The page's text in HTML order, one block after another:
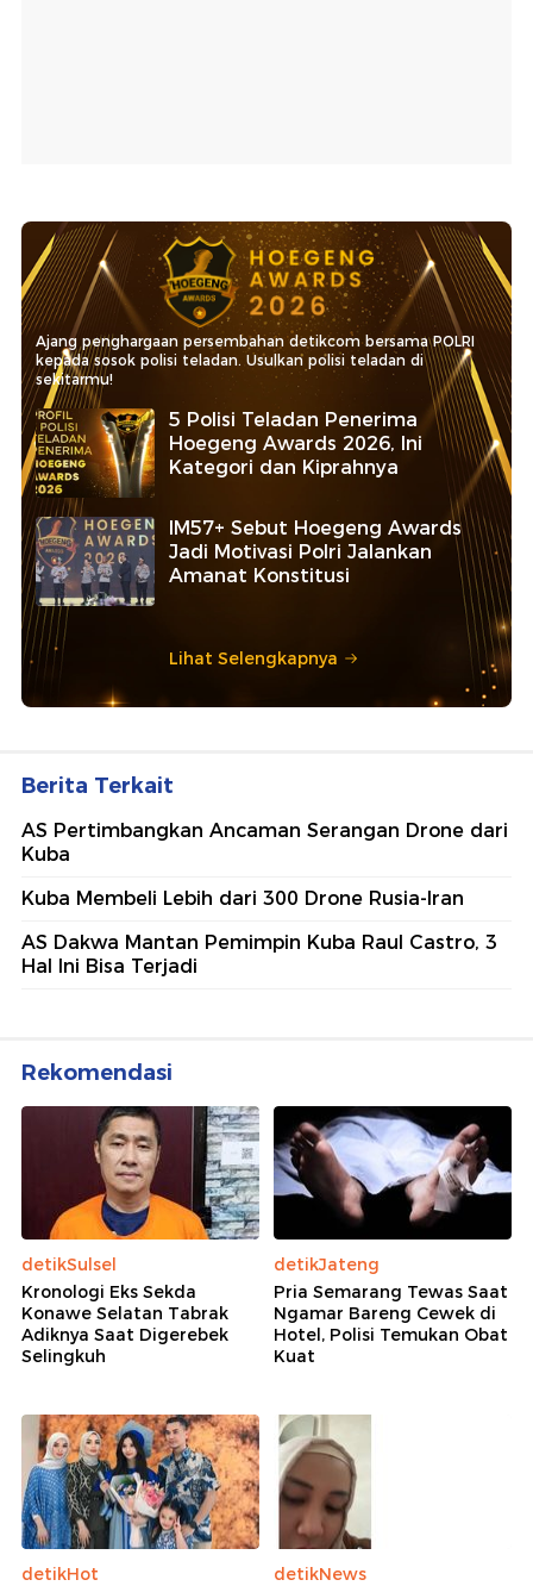
Ajang penghargaan persembahan detikcom bersama POLRI
kepada sosok polisi teladan. Usulkan polisi teladan di
sekitarmu!
5 Polisi Teladan Penerima
Hoegeng Awards 2026, Ini
Kategori dan Kiprahnya
IM57+ Sebut Hoegeng Awards
Jadi Motivasi Polri Jalankan
Amanat Konstitusi
Lihat Selengkapnya
Berita Terkait
AS Pertimbangkan Ancaman Serangan Drone dari
Kuba
Kuba Membeli Lebih dari 300 Drone Rusia-Iran
AS Dakwa Mantan Pemimpin Kuba Raul Castro, 3
Hal Ini Bisa Terjadi
Rekomendasi
detikSulsel
Kronologi Eks Sekda
Konawe Selatan Tabrak
Adiknya Saat Digerebek
Selingkuh
detikJateng
Pria Semarang Tewas Saat
Ngamar Bareng Cewek di
Hotel, Polisi Temukan Obat
Kuat
detikHot
detikNews